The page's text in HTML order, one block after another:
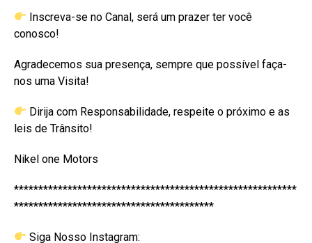
Inscreva-se no Canal, será um prazer ter você
conosco!
Agradecemos sua presença, sempre que possível faça-
nos uma Visita!
Dirija com Responsabilidade, respeite o próximo e as
leis de Trânsito!
Nikel one Motors
**********************************************************
*****************************************
Siga Nosso Instagram: